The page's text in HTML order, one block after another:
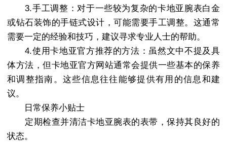
3.手工调整：对于一些较为复杂的卡地亚腕表白金
或钻石装饰的手链式设计，可能需要手工调整。这通常
需要一定的经验和技巧，建议寻求专业人士的帮助。
4.使用卡地亚官方推荐的方法：虽然文中不提及具
体方法，但卡地亚官方网站通常会提供一些基本的保养
和调整指南。这些信息往往能够提供有用的信息和建
议。
日常保养小贴士
定期检查并清洁卡地亚腕表的表带，保持其良好的
状态。